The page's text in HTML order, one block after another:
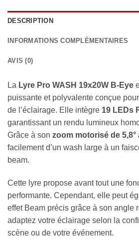
DESCRIPTION
INFORMATIONS COMPLÉMENTAIRES
AVIS (0)
La Lyre Pro WASH 19x20W B-Eye
puissante et polyvalente conçue
de l’éclairage. Elle intègre 19 LEDs
garantissant un rendu lumineux
Grâce à son zoom motorisé de 5,8°
facilement d’un wash large à un
beam.
Cette lyre propose avant tout une
performante. Cependant, elle peut
effet Beam précis grâce à son angle
adaptez votre éclairage selon la
scène ou de votre événement.